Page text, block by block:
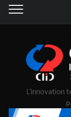
L'innovation